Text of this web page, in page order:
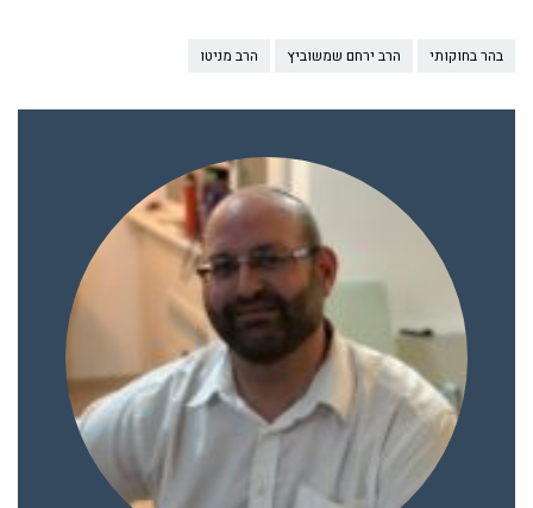
בהר בחוקותי הרב ירחם שמשוביץ הרב מניטו